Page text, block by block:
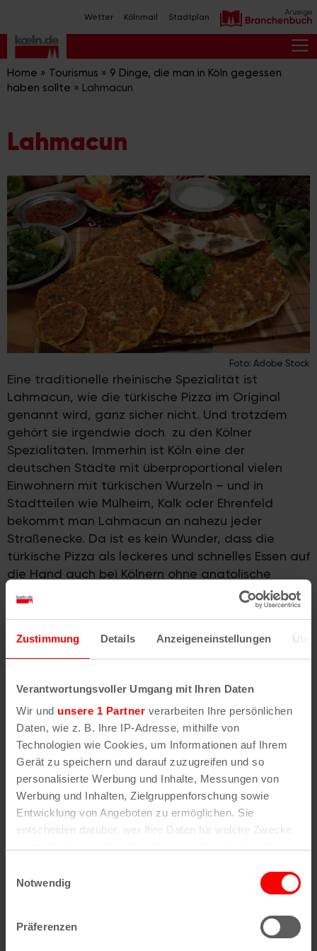
Zustimmung Details Anzeigeneinstellungen
Verantwortungsvoller Umgang mit Ihren Daten
Wir und unsere 1 Partner verarbeiten Ihre persönlichen
Daten, wie z. B. Ihre IP-Adresse, mithilfe von
Technologien wie Cookies, um Informationen auf Ihrem
Gerät zu speichern und darauf zuzugreifen und so
personalisierte Werbung und Inhalte, Messungen von
Werbung und Inhalten, Zielgruppenforschung sowie
Entwicklung von Angeboten zu ermöglichen. Sie
entscheiden darüber, wer Ihre Daten für welche Zwecke
Trigger Symbol ändern oder widerrufen
Informationen über Ihre geografische Lage
Notwendig
Präferenzen
Inhalt
springen
Wetter Kölnmail Stadtplan
Home » Tourismus » 9 Dinge, die man in Köln gegessen
haben sollte » Lahmacun
Lahmacun
Foto: Adobe Stock
Eine traditionelle rheinische Spezialität ist
Lahmacun, wie die türkische Pizza im Original
genannt wird, ganz sicher nicht. Und trotzdem
gehört sie irgendwie doch zu den Kölner
Spezialitäten. Immerhin ist Köln eine der
deutschen Städte mit überproportional vielen
Einwohnern mit türkischen Wurzeln – und in
Stadtteilen wie Mülheim, Kalk oder Ehrenfeld
bekommt man Lahmacun an nahezu jeder
Straßenecke. Da ist es kein Wunder, dass die
türkische Pizza als leckeres und schnelles Essen auf
die Hand auch bei Kölnern ohne anatolische
Wurzeln beliebt ist.
außerdem mit sehr guter Qualität. So wie zum
BeispielOrucauf der Kyffhäuserstraße, wenige
entfernt, oderBüyük Harran Doy Doyauf der
Keupstraße, welches von Konzertbesuchern des
Palladiums oder des E-Werks frequentiert wird.
Lahmacun und Köln – das gehört doch irgendwie
zusammen!
Das sollte man in Köln gegessen haben
Halve Hahn
Kölscher Kaviar